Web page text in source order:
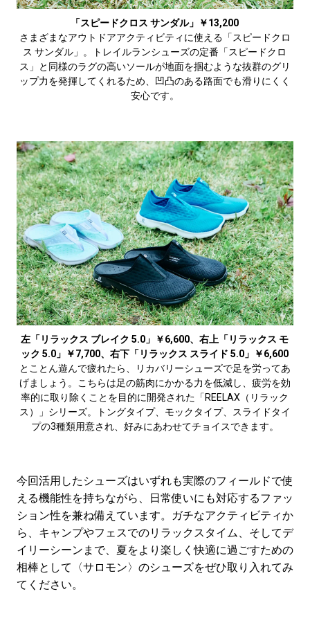
「スピードクロス サンダル」￥13,200
さまざまなアウトドアアクティビティに使える「スピードクロ
ス サンダル」。トレイルランシューズの定番「スピードクロ
ス」と同様のラグの高いソールが地面を掴むような抜群のグリ
ップ力を発揮してくれるため、凹凸のある路面でも滑りにくく
安心です。
左「リラックス ブレイク 5.0」￥6,600、右上「リラックス モ
ック 5.0」￥7,700、右下「リラックス スライド 5.0」￥6,600
とことん遊んで疲れたら、リカバリーシューズで足を労ってあ
げましょう。こちらは足の筋肉にかかる力を低減し、疲労を効
率的に取り除くことを目的に開発された「REELAX（リラック
ス）」シリーズ。トングタイプ、モックタイプ、スライドタイ
プの3種類用意され、好みにあわせてチョイスできます。
今回活用したシューズはいずれも実際のフィールドで使
える機能性を持ちながら、日常使いにも対応するファッ
ション性を兼ね備えています。ガチなアクティビティか
ら、キャンプやフェスでのリラックスタイム、そしてデ
イリーシーンまで、夏をより楽しく快適に過ごすための
相棒として〈サロモン〉のシューズをぜひ取り入れてみ
てください。